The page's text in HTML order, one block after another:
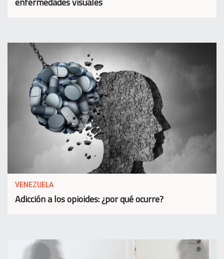
VENEZUELA
Adicción a los opioides: ¿por qué ocurre?